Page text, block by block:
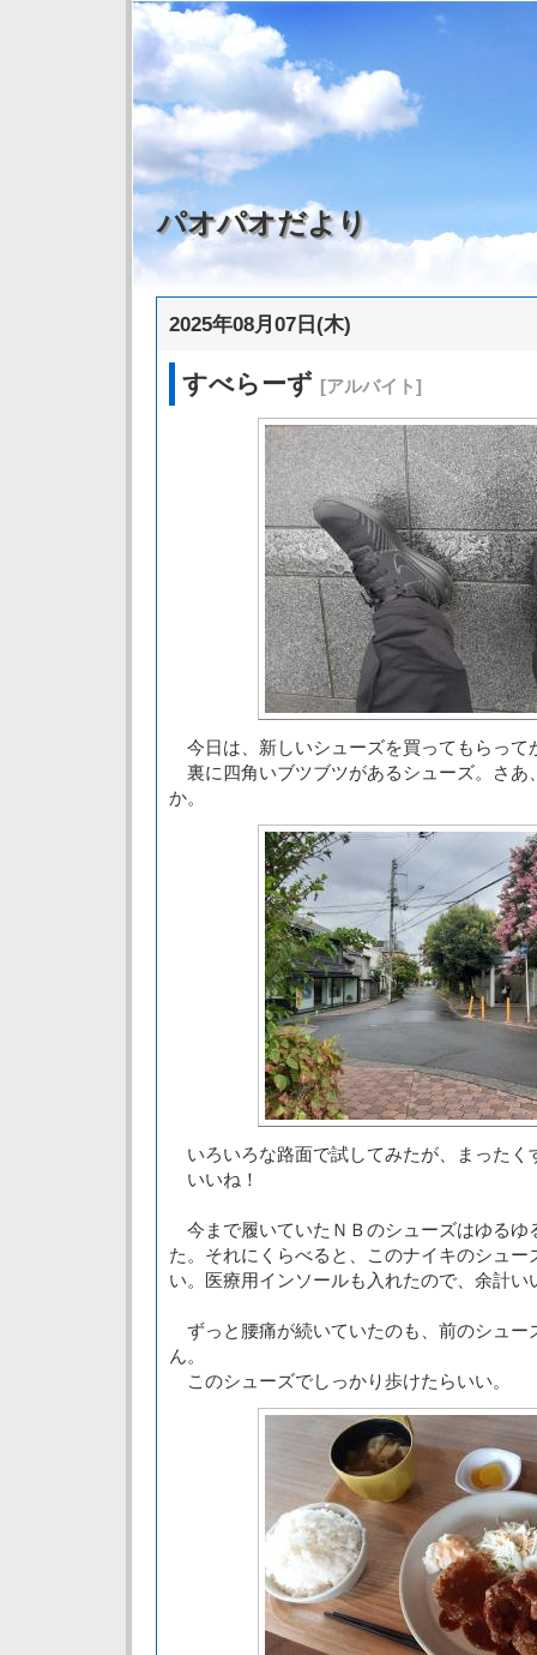
パオパオだより
2025年08月07日(木)
すべらーず [アルバイト]
今日は、新しいシューズを買ってもらって
裏に四角いブツブツがあるシューズ。さあ
か。
いろいろな路面で試してみたが、まったく
いいね！
今まで履いていたＮＢのシューズはゆるゆ
た。それにくらべると、このナイキのシュー
い。医療用インソールも入れたので、余計い
ずっと腰痛が続いていたのも、前のシュー
ん。
このシューズでしっかり歩けたらいい。